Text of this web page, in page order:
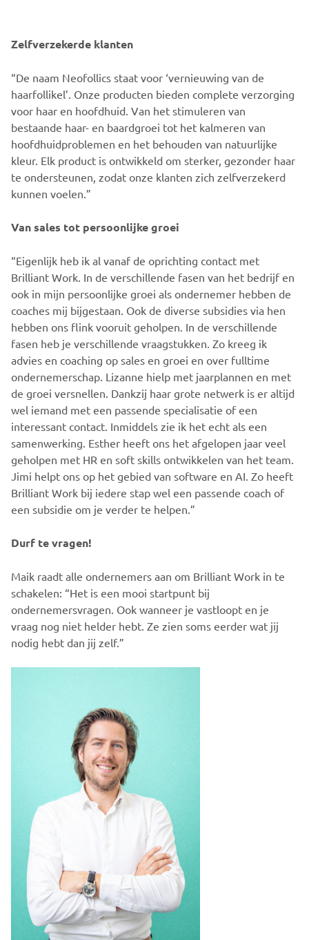
Zelfverzekerde klanten
“De naam Neofollics staat voor ‘vernieuwing van de
haarfollikel’. Onze producten bieden complete verzorging
voor haar en hoofdhuid. Van het stimuleren van
bestaande haar- en baardgroei tot het kalmeren van
hoofdhuidproblemen en het behouden van natuurlijke
kleur. Elk product is ontwikkeld om sterker, gezonder haar
te ondersteunen, zodat onze klanten zich zelfverzekerd
kunnen voelen.”
Van sales tot persoonlijke groei
“Eigenlijk heb ik al vanaf de oprichting contact met
Brilliant Work. In de verschillende fasen van het bedrijf en
ook in mijn persoonlijke groei als ondernemer hebben de
coaches mij bijgestaan. Ook de diverse subsidies via hen
hebben ons flink vooruit geholpen. In de verschillende
fasen heb je verschillende vraagstukken. Zo kreeg ik
advies en coaching op sales en groei en over fulltime
ondernemerschap. Lizanne hielp met jaarplannen en met
de groei versnellen. Dankzij haar grote netwerk is er altijd
wel iemand met een passende specialisatie of een
interessant contact. Inmiddels zie ik het echt als een
samenwerking. Esther heeft ons het afgelopen jaar veel
geholpen met HR en soft skills ontwikkelen van het team.
Jimi helpt ons op het gebied van software en AI. Zo heeft
Brilliant Work bij iedere stap wel een passende coach of
een subsidie om je verder te helpen.”
Durf te vragen!
Maik raadt alle ondernemers aan om Brilliant Work in te
schakelen: “Het is een mooi startpunt bij
ondernemersvragen. Ook wanneer je vastloopt en je
vraag nog niet helder hebt. Ze zien soms eerder wat jij
nodig hebt dan jij zelf.”